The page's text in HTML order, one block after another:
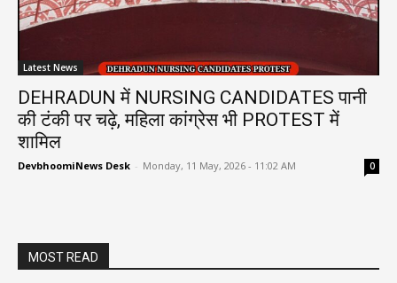
Latest News
DEHRADUN में NURSING CANDIDATES पानी
की टंकी पर चढ़े, महिला कांग्रेस भी PROTEST में
शामिल
DevbhoomiNews Desk - Monday, 11 May, 2026 - 11:02 AM 0
MOST READ